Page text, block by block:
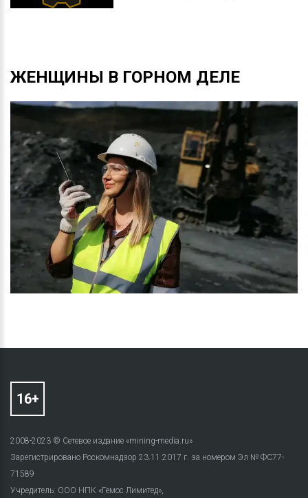
ЖЕНЩИНЫ В ГОРНОМ ДЕЛЕ
2008-2023 © Сетевое издание «mining-media.ru»
Зарегистрировано Роскомнадзор 23.11.2017 г. за номером Эл № ФС77-
71589
Учредитель: ООО НПК «Гемос Лимитед»,